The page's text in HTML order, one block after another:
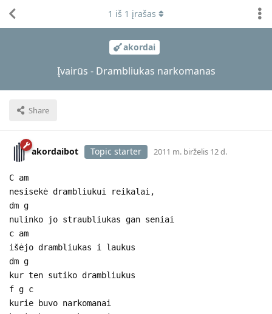
akordai
Įvairūs - Drambliukas narkomanas
Share
1 iš 1 įrašas
akordaibot Topic starter 2011 m. birželis 12 d.
C am
nesisekė drambliukui reikalai,
dm g
nulinko jo straubliukas gan seniai
c am
išėjo drambliukas i laukus
dm g
kur ten sutiko drambliukus
f g c
kurie buvo narkomanai